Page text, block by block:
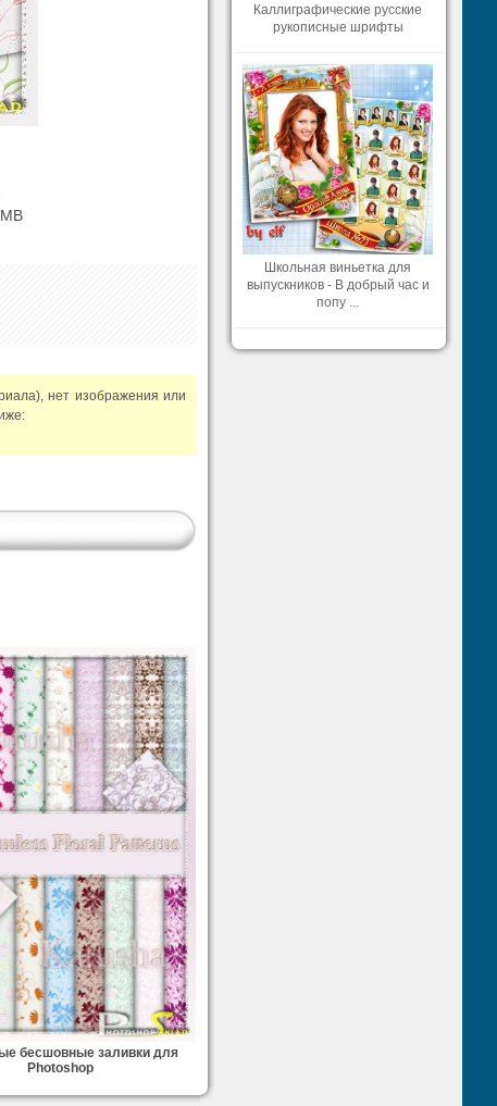
нет изображения или
бесшовные заливки для
Photoshop
Каллиграфические русские
рукописные шрифты
Школьная виньетка для
выпускников - В добрый час и
попу ...